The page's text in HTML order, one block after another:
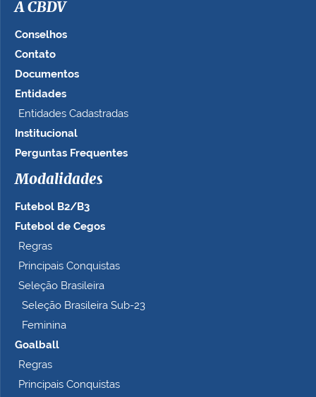
A CBDV
Conselhos
Contato
Documentos
Entidades
Entidades Cadastradas
Institucional
Perguntas Frequentes
Modalidades
Futebol B2/B3
Futebol de Cegos
Regras
Principais Conquistas
Seleção Brasileira
Seleção Brasileira Sub-23
Feminina
Goalball
Regras
Principais Conquistas